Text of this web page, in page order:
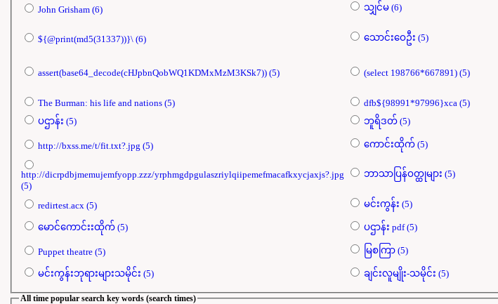
John Grisham (6) သျှင်မ (6)
${@print(md5(31337))}\ (6)
သောင်းဝေဦး (5)
assert(base64_decode(cHJpbnQobWQ1KDMxMzM3KSk7)) (5) (select 198766*667891) (5)
The Burman: his life and nations (5) dfb${98991*97996}xca (5)
ပဌာန်း (5)
ဘူရိဒတ် (5)
http://bxss.me/t/fit.txt?.jpg (5) ကောင်းထိုက် (5)
http://dicrpdbjmemujemfyopp.zzz/yrphmgdpgulaszriylqiipemefmacafkxycjaxjs?.jpg
(5)
ဘာသာပြန်ဝတ္ထုများ (5)
redirtest.acx (5) မင်းကွန်း (5)
မောင်ကောင်းးထိုက် (5) ပဌာန်း pdf (5)
Puppet theatre (5) မြစကြာ (5)
မင်းကွန်းဘုရားများသမိုင်း (5) ချင်းလူမျိုး-သမိုင်း (5)
All time popular search key words (search times)